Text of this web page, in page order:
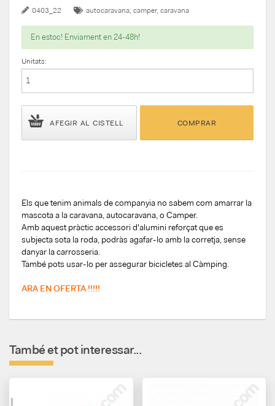
0403_22 autocaravana camper caravana
En estoc! Enviament en 24-48h!
Unitats:
AFEGIR AL CISTELL COMPRAR
Els que tenim animals de companyia no sabem com amarrar la
mascota a la caravana, autocaravana, o Camper.
Amb aquest pràctic accessori d'alumini reforçat que es
subjecta sota la roda, podràs agafar-lo amb la corretja, sense
danyar la carrosseria.
També pots usar-lo per assegurar bicicletes al Càmping.
ARA EN OFERTA !!!!!
També et pot interessar...